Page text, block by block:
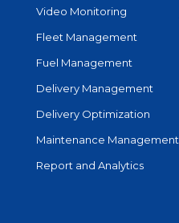
Video Monitoring
Fleet Management
Fuel Management
Delivery Management
Delivery Optimization
Maintenance Management
Report and Analytics